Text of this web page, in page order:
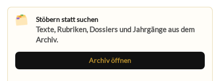
Stöbern statt suchen
Texte, Rubriken, Dossiers und Jahrgänge aus dem
Archiv.
Archiv öffnen